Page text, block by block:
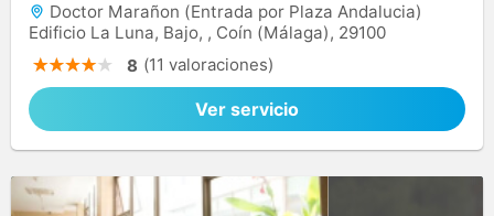
Doctor Marañon (Entrada por Plaza Andalucia)
Edificio La Luna, Bajo, , Coín (Málaga), 29100
8 (11 valoraciones)
Ver servicio